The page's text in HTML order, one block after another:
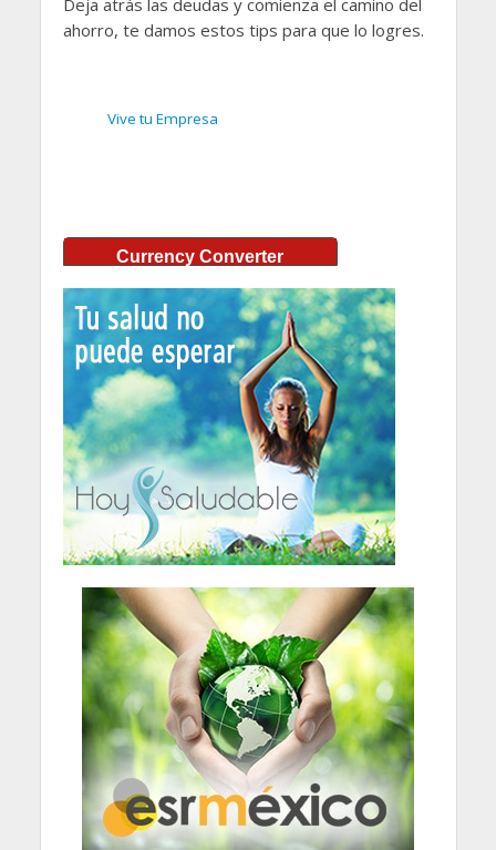
ahorro, te damos estos tips para que lo logres.
Vive tu Empresa
Currency Converter